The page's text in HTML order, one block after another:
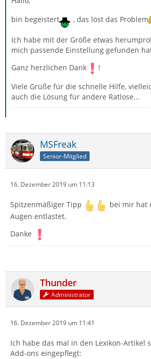
bin begeistert
, das löst das Problem
Ich habe mit der Größe etwas
mich passende Einstellung gefunden
Ganz herzlichen Dank
!
Viele Grüße für die schnelle Hilfe,
auch die Lösung für andere Ratlose...
MSFreak
Senior-Mitglied
16. Dezember 2019 um 11:13
Spitzenmäßiger Tipp
bei mir hat
Augen entlastet.
Danke
Thunder
Administrator
16. Dezember 2019 um 11:41
Ich habe das mal in den Lexikon-Artikel
Add-ons eingepflegt: